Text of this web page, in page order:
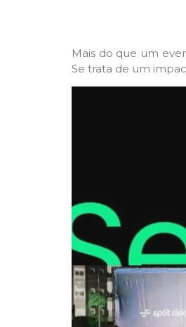
Mais do que um
Se trata de um